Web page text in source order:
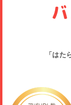
「はた
2026年08月01日
認定こども園札幌